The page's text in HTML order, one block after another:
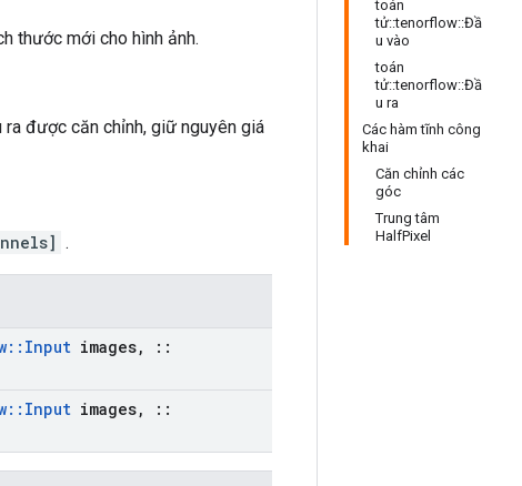
toán
tử::tenorflow::Đầ
u vào
toán
tử::tenorflow::Đầ
u ra
Các hàm tĩnh công
khai
Căn chỉnh các
góc
Trung tâm
HalfPixel
thước mới cho hình ảnh.
được căn chỉnh, giữ nguyên giá
.
:: Input images,
::
:: Input images,
::